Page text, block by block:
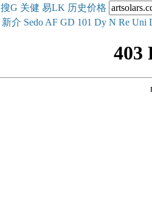
搜G 关健 易LK 历史价格
新介 Sedo AF GD 101 Dy N Re Uni